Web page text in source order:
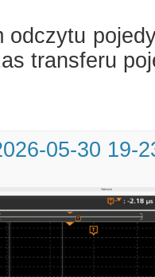
odczytu
transferu
05-30 19-